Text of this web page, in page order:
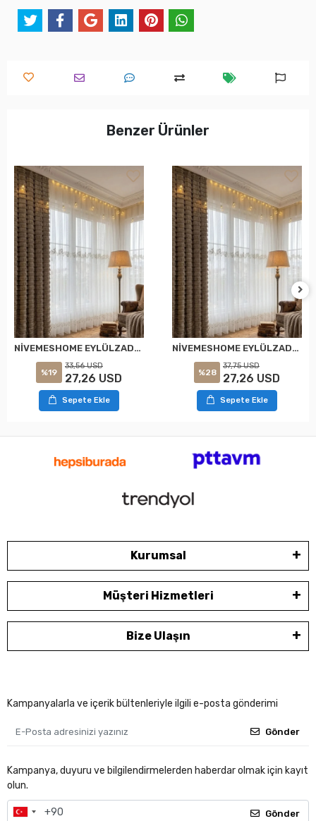
Benzer Ürünler
NİVEMESHOME EYLÜLZADE GOLD DETAY 1/2,5 PİLELİ TÜL PERDE APM
%19
33,56 USD
27,26 USD
Sepete Ekle
NİVEMESHOME EYLÜLZADE GOLD DETAY 1/3 PİLELİ TÜL PERDE APM
%28
37,75 USD
27,26 USD
Sepete Ekle
Kurumsal
Müşteri Hizmetleri
Bize Ulaşın
Kampanyalarla ve içerik bültenleriyle ilgili e-posta gönderimi
Gönder
Kampanya, duyuru ve bilgilendirmelerden haberdar olmak için kayıt
olun.
Gönder